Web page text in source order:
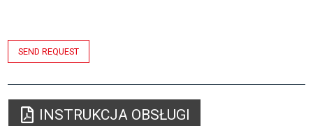
SEND REQUEST
INSTRUKCJA OBSŁUGI